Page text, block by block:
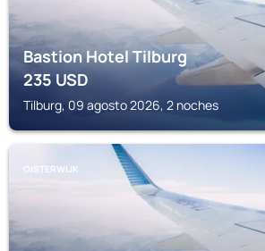
Bastion Hotel Tilburg
235USD
Tilburg, 09 agosto 2026, 2 noches
OISTERWIJK